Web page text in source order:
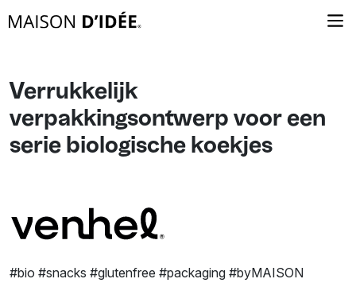
Verrukkelijk
verpakkingsontwerp voor een
serie biologische koekjes
#bio #snacks #glutenfree #packaging #byMAISON